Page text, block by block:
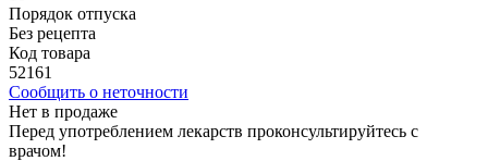
Порядок отпуска
Без рецепта
Код товара
52161
Сообщить о неточности
Нет в продаже
Перед употреблением лекарств проконсультируйтесь с
врачом!